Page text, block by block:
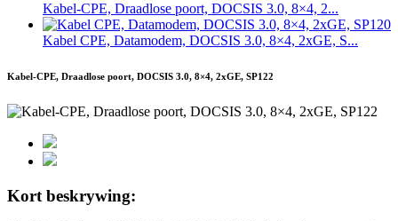
Kabel-CPE, Draadlose poort, DOCSIS 3.0, 8×4, 2...
Kabel CPE, Datamodem, DOCSIS 3.0, 8×4, 2xGE, S...
Kabel-CPE, Draadlose poort, DOCSIS 3.0, 8×4, 2xGE, SP122
Kort beskrywing: